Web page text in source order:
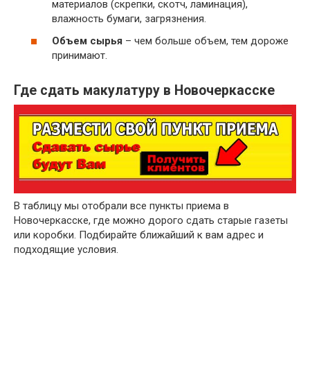
материалов (скрепки, скотч, ламинация),
влажность бумаги, загрязнения.
Объем сырья – чем больше объем, тем дороже
принимают.
Где сдать макулатуру в Новочеркасске
В таблицу мы отобрали все пункты приема в
Новочеркасске, где можно дорого сдать старые газеты
или коробки. Подбирайте ближайший к вам адрес и
подходящие условия.